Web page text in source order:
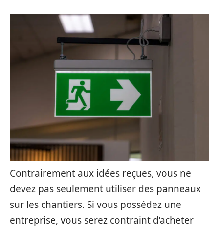
Contrairement aux idées reçues, vous ne
devez pas seulement utiliser des panneaux
sur les chantiers. Si vous possédez une
entreprise, vous serez contraint d’acheter